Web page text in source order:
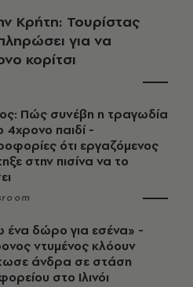
Κρήτη: Τουρίστας
για να
κορίτσι
Πώς συνέβη η τραγωδία
4χρονο παιδί -
ότι εργαζόμενος
στην πισίνα να το
ένα δώρο για εσένα» -
ντυμένος κλόουν
άνδρα σε στάση
στο Ιλινόι